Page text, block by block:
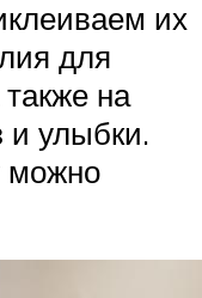
их
для
на
и улыбки.
можно